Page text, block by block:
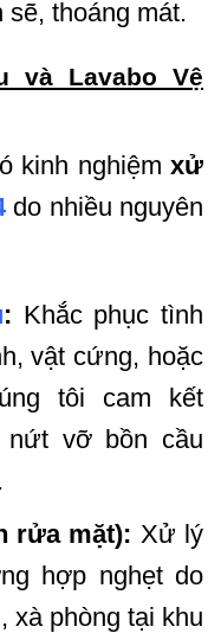
sẽ, thoáng mát.
và Lavabo Vệ
kinh nghiệm xử
do nhiều nguyên
: Khắc phục tình
vật cứng, hoặc
tôi cam kết
nứt vỡ bồn cầu
rửa mặt): Xử lý
hợp nghẹt do
xà phòng tại khu